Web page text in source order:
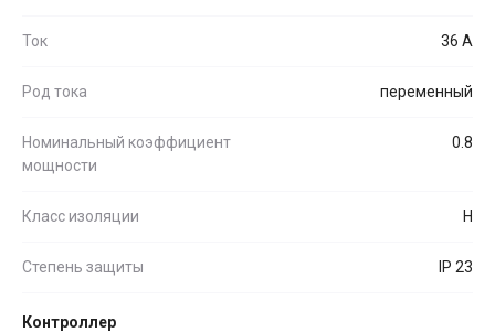
Ток 36 А
Род тока переменный
Номинальный коэффициент
мощности
0.8
Класс изоляции H
Степень защиты IP 23
Контроллер